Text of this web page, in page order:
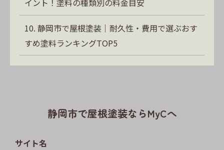
イント！塗料の種類別の料金目安
静岡市で屋根塗装｜耐久性・費用で選ぶおす
すめ塗料ランキングTOP5
静岡市で屋根塗装ならMyCへ
サイト名